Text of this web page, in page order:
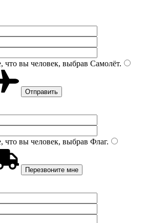
что вы человек, выбрав Самолёт.
что вы человек, выбрав Флаг.